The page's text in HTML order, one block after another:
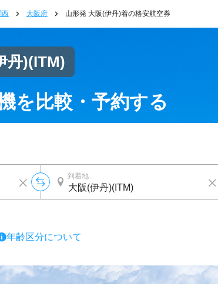
西 大阪府 山形発 大阪(伊丹)着の格安航空券
丹)(ITM)
を比較・予約する
到着地
年齢区分について